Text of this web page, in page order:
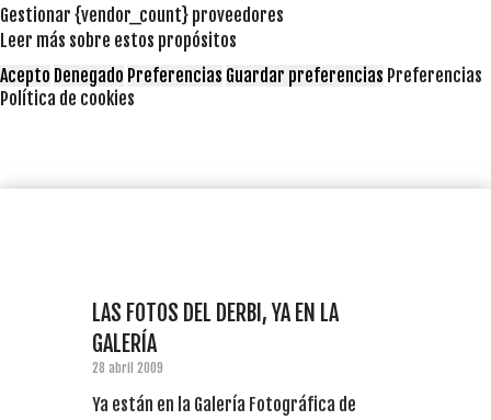
Gestionar {vendor_count} proveedores
Leer más sobre estos propósitos
Acepto Denegado Preferencias Guardar preferencias Preferencias
Política de cookies
LAS FOTOS DEL DERBI, YA EN LA
GALERÍA
28 abril 2009
Ya están en la Galería Fotográfica de